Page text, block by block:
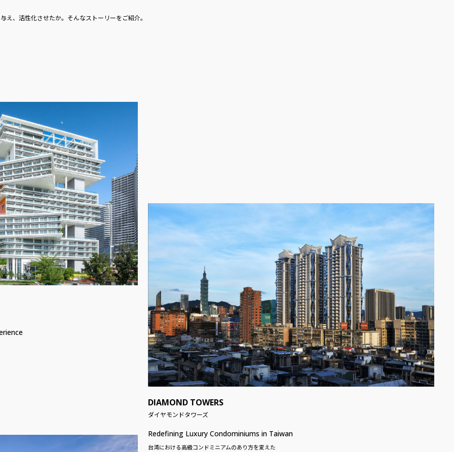
、活性化させたか。そんなストーリーをご紹介。
DIAMOND TOWERS
ダイヤモンドタワーズ
Redefining Luxury Condominiums in Taiwan
台湾における高級コンドミニアムのあり方を変えた